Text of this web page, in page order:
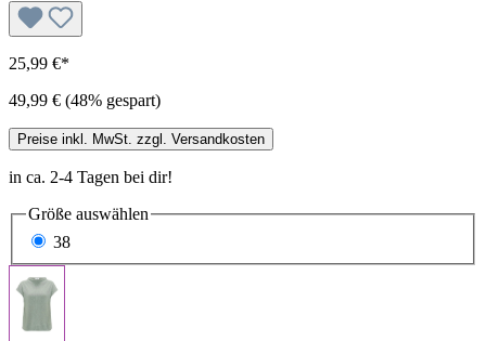
25,99 €*
49,99 € (48% gespart)
Preise inkl. MwSt. zzgl. Versandkosten
in ca. 2-4 Tagen bei dir!
Größe auswählen
38